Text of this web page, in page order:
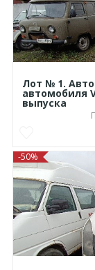
Лот № 1.
автомобиля
выпуска
-50%